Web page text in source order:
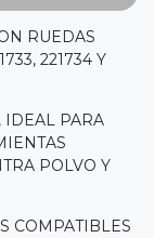
RUEDAS
221734 Y
IDEAL PARA
POLVO Y
COMPATIBLES